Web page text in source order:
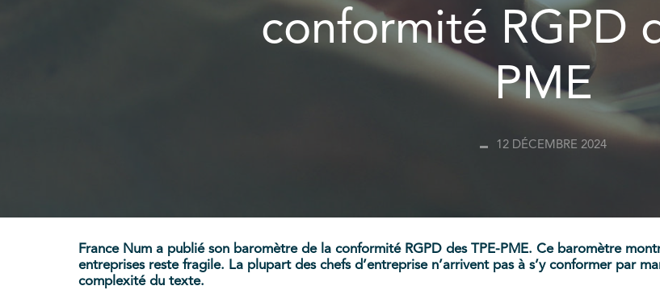
conformité RGPD
PME
12 DÉCEMBRE 2024
France Num a publié son baromètre de la conformité RGPD des TPE-PME. Ce baromètre
entreprises reste fragile. La plupart des chefs d’entreprise n’arrivent pas à s’y conformer par
complexité du texte.